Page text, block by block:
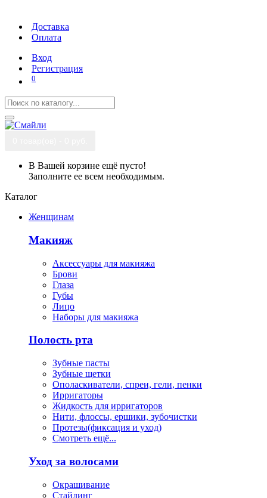
Доставка
Оплата
Вход
Регистрация
0
В Вашей корзине ещё пусто!
Заполните ее всем необходимым.
Каталог
Женщинам
Макияж
Аксессуары для макияжа
Брови
Глаза
Губы
Лицо
Наборы для макияжа
Полость рта
Зубные пасты
Зубные щетки
Ополаскиватели, спреи, гели, пенки
Ирригаторы
Жидкость для ирригаторов
Нити, флоссы, ершики, зубочистки
Протезы(фиксация и уход)
Смотреть ещё...
Уход за волосами
Окрашивание
Стайлинг